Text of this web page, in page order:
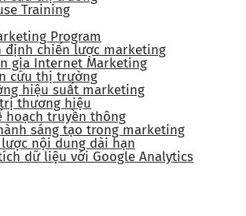
Training
Program
định chiến lược marketing
gia Internet Marketing
cứu thị trường
hiệu suất marketing
thương hiệu
hoạch truyền thông
sáng tạo trong marketing
lược nội dung dài hạn
dữ liệu với Google Analytics